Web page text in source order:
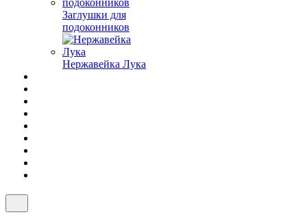
Заглушки для
подоконников
Нержавейка Лука